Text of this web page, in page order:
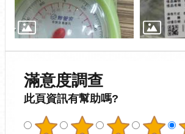
滿意度調查
此頁資訊有幫助嗎?